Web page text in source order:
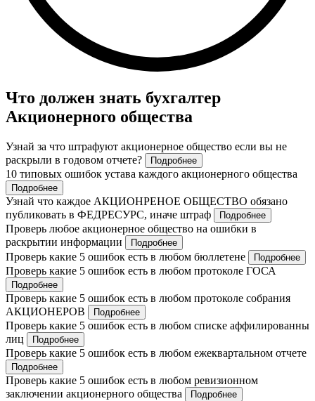
Что должен знать бухгалтер
Акционерного общества
Узнай за что штрафуют акционерное общество если вы не
раскрыли в годовом отчете?
Подробнее
10 типовых ошибок устава каждого акционерного общества
Подробнее
Узнай что каждое АКЦИОНРЕНОЕ ОБЩЕСТВО обязано
публиковать в ФЕДРЕСУРС, иначе штраф
Подробнее
Проверь любое акционерное общество на ошибки в
раскрытии информации
Подробнее
Проверь какие 5 ошибок есть в любом бюллетене Подробнее
Проверь какие 5 ошибок есть в любом протоколе ГОСА
Подробнее
Проверь какие 5 ошибок есть в любом протоколе собрания
АКЦИОНЕРОВ
Подробнее
Проверь какие 5 ошибок есть в любом списке аффилированны
лиц
Подробнее
Проверь какие 5 ошибок есть в любом ежеквартальном отчете
Подробнее
Проверь какие 5 ошибок есть в любом ревизионном
заключении акционерного общества
Подробнее